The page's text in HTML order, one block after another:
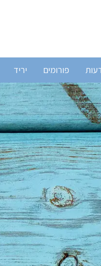
פורומים יריד